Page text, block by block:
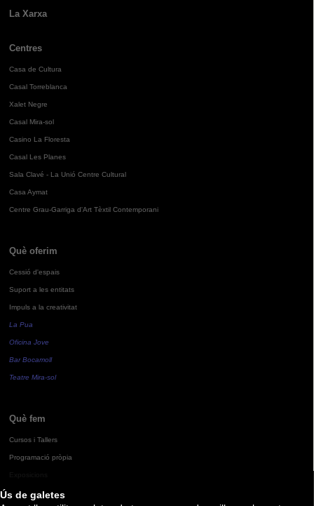
Ús de galetes
La Xarxa
Centres
Casa de Cultura
Casal Torreblanca
Xalet Negre
Casal Mira-sol
Casino La Floresta
Casal Les Planes
Sala Clavé - La Unió Centre Cultural
Casa Aymat
Centre Grau-Garriga d'Art Tèxtil Contemporani
Què oferim
Cessió d'espais
Suport a les entitats
Impuls a la creativitat
La Pua
Oficina Jove
Bar Bocamoll
Teatre Mira-sol
Què fem
Cursos i Tallers
Programació pròpia